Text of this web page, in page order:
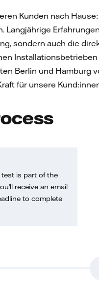
Kunden nach
Langjährige
sondern auch die
Berlin und Hamburg
für unsere
is part of the
receive an email
to complete